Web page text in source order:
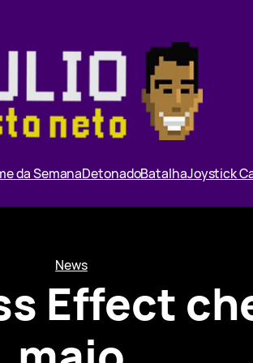
da SemanaDetonadoBatalhaJoystick
News
Effect